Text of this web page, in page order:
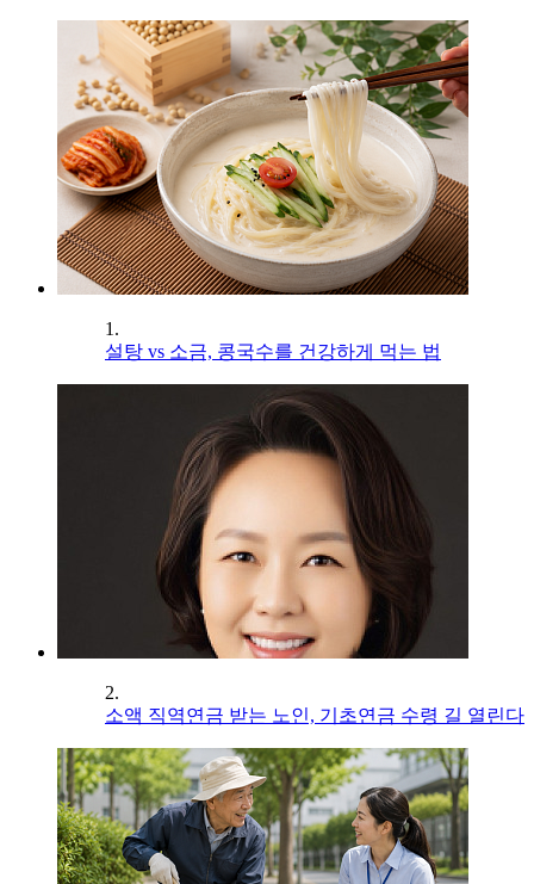
1.
설탕 vs 소금, 콩국수를 건강하게 먹는 법
2.
소액 직역연금 받는 노인, 기초연금 수령 길 열린다